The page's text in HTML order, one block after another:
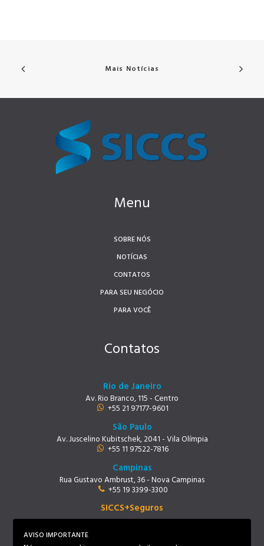
Mais Notícias
Menu
SOBRE NÓS
NOTÍCIAS
CONTATOS
PARA SEU NEGÓCIO
PARA VOCÊ
Contatos
Rio de Janeiro
Av. Rio Branco, 115 - Centro
+55 21 97177-9601
São Paulo
Av. Juscelino Kubitschek, 2041 - Vila Olímpia
+55 11 97522-7816
Campinas
Rua Gustavo Ambrust, 36 - Nova Campinas
+55 19 3399-3300
SICCS+Seguros
Rio de Janeiro
Av. Rio Branco, 115 - Centro
AVISO IMPORTANTE